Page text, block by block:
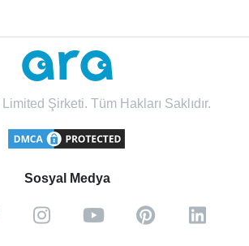
Şirketi. Tüm Hakları Saklıdır.
Sosyal Medya